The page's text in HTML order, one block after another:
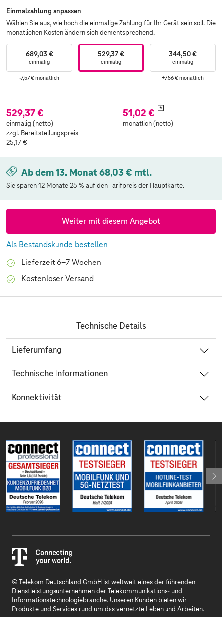
Einmalzahlung anpassen
Wählen Sie aus, wie hoch die einmalige Zahlung für Ihr Gerät sein soll. Die
monatlichen Kosten ändern sich dementsprechend.
689,03 €
einmalig
-7,57 €monatlich
529,37 €
einmalig
344,50 €
einmalig
+7,56 €monatlich
529,37 €
einmalig (netto)
zzgl. Bereitstellungspreis
25,17 €
51,02 € *
monatlich (netto)
Ab dem 13. Monat 68,03 € mtl.
Sie sparen 12 Monate 25 % auf den Tarifpreis der Hauptkarte.
Weiter mit diesem Angebot
Als Bestandskunde bestellen
Lieferzeit 6-7 Wochen
Kostenloser Versand
Technische Details
Lieferumfang
Technische Informationen
Konnektivität
© Telekom Deutschland GmbH ist weltweit eines der führenden
Dienstleistungsunternehmen der Telekommunikations- und
Informationstechnologiebranche. Unseren Kunden bieten wir
Produkte und Services rund um das vernetzte Leben und Arbeiten.